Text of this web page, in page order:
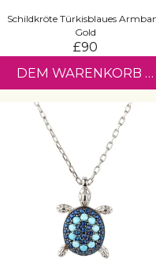
Schildkröte Türkisblaues
Gold
£90
DEM WARENKORB